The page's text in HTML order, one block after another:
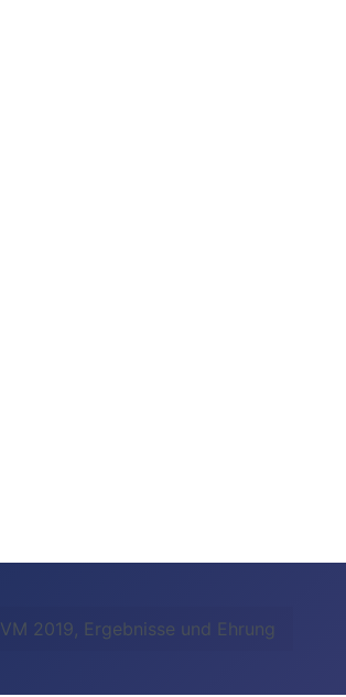
VM 2019, Ergebnisse und Ehrung